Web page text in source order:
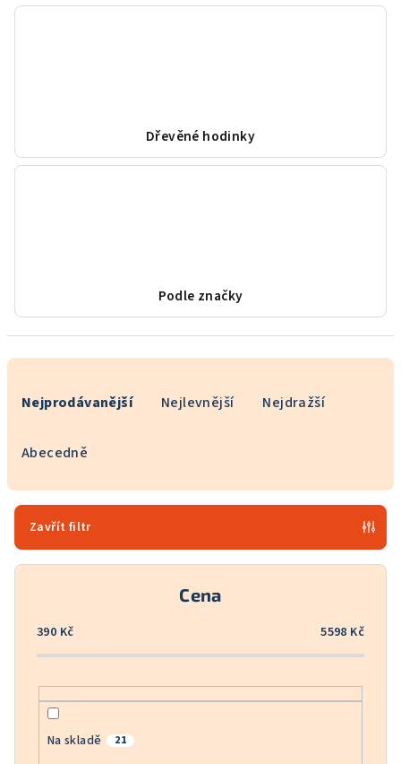
Dřevěné hodinky
Podle značky
r
o
Nejprodávanější Nejlevnější Nejdražší
Abecedně
Zavřít filtr
Cena
390 Kč 5598 Kč
Na skladě 21